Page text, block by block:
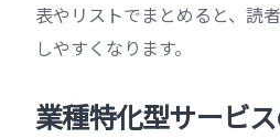
表やリストでまとめると、読
しやすくなります。
業種特化型サービ